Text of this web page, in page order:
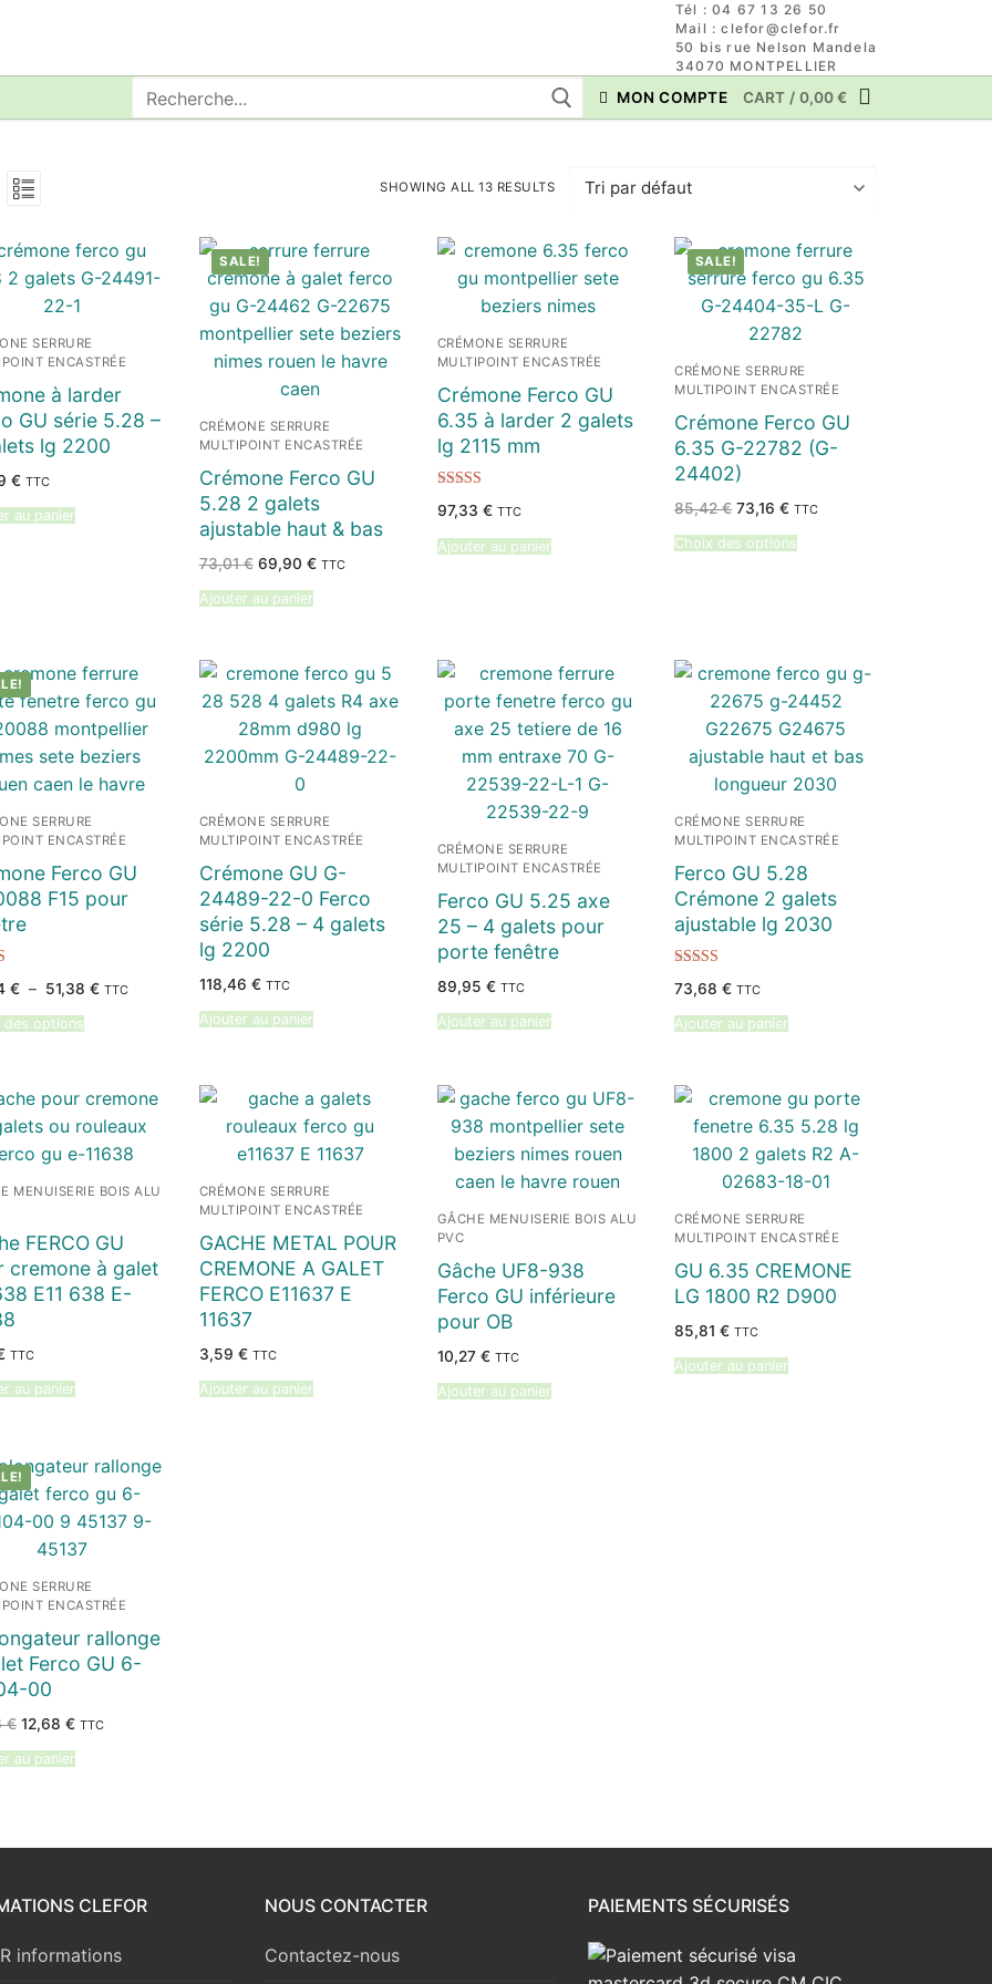
Tél : 04 67 13 26 50
Mail : clefor@clefor.fr
50 bis rue Nelson Mandela
34070 MONTPELLIER
Rechercher
:
MON COMPTE CART / 0,00€
SHOWING ALL 13 RESULTS
SERRURE
ENCASTRÉE
à larder
GU série 5.28 –
lg 2200
€ TTC
au panier
SALE!
CRÉMONE SERRURE
MULTIPOINT ENCASTRÉE
Crémone Ferco GU
5.28 2 galets
ajustable haut & bas
73,01€ Le
prix
initial
était :
69,90 €Le
TTC
Ajouter au panier
CRÉMONE SERRURE
MULTIPOINT ENCASTRÉE
Crémone Ferco GU
6.35 à larder 2 galets
lg 2115 mm
Note
5.00
97,33 € TTC
Ajouter au panier
SALE!
CRÉMONE SERRURE
MULTIPOINT ENCASTRÉE
Crémone Ferco GU
6.35 G-22782 (G-
24402)
85,42€ Le
prix
initial
était :
73,16€Le
actuel
est :
TTC
Choix des options
SERRURE
ENCASTRÉE
Ferco GU
F15 pour
€ – 51,38 €Plage
TTC
des options
CRÉMONE SERRURE
MULTIPOINT ENCASTRÉE
Crémone GU G-
24489-22-0 Ferco
série 5.28 – 4 galets
lg 2200
118,46 € TTC
Ajouter au panier
CRÉMONE SERRURE
MULTIPOINT ENCASTRÉE
Ferco GU 5.25 axe
25 – 4 galets pour
porte fenêtre
89,95 € TTC
Ajouter au panier
CRÉMONE SERRURE
MULTIPOINT ENCASTRÉE
Ferco GU 5.28
Crémone 2 galets
ajustable lg 2030
5.00
73,68€ TTC
Ajouter au panier
MENUISERIE BOIS ALU
FERCO GU
cremone à galet
E11 638 E-
TTC
au panier
CRÉMONE SERRURE
MULTIPOINT ENCASTRÉE
GACHE METAL POUR
CREMONE A GALET
FERCO E11637 E
11637
3,59 € TTC
Ajouter au panier
GÂCHE MENUISERIE BOIS ALU
PVC
Gâche UF8-938
Ferco GU inférieure
pour OB
10,27 € TTC
Ajouter au panier
CRÉMONE SERRURE
MULTIPOINT ENCASTRÉE
GU 6.35 CREMONE
LG 1800 R2 D900
85,81€ TTC
Ajouter au panier
SERRURE
ENCASTRÉE
rallonge
Ferco GU 6-
00
€ Le
prix
initial
était :
12,68 €Le
actuel
est :
TTC
au panier
CLEFOR
informations
NOUS CONTACTER
Contactez-nous
PAIEMENTS SÉCURISÉS